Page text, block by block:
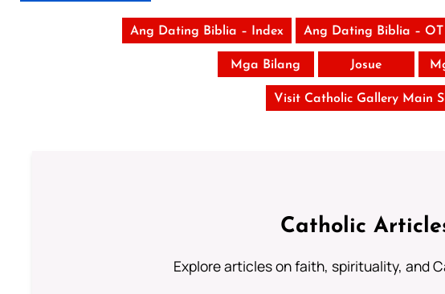
Ang Dating Biblia – Index Ang Dating Biblia – OT
Mga Bilang Josue
Visit Catholic Gallery Main
Catholic
Explore articles on faith, spirituality, and